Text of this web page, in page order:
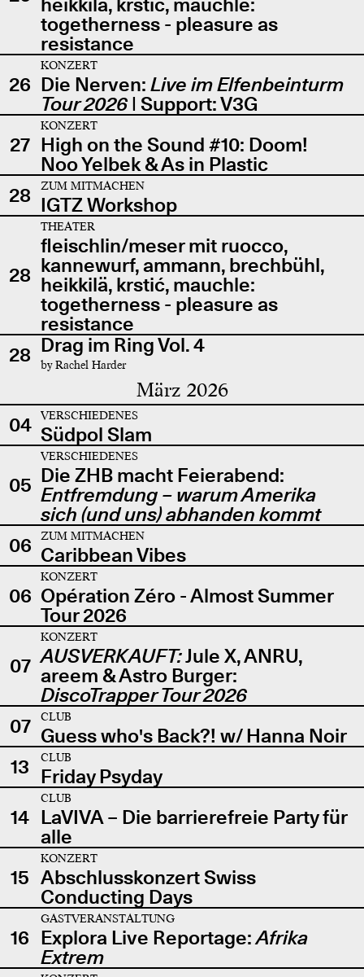
togetherness - pleasure as
resistance
26
KONZERT
Die Nerven: Live im Elfenbeinturm
Tour 2026| Support: V3G
27
KONZERT
High on the Sound #10: Doom!
Noo Yelbek & As in Plastic
28
ZUM MITMACHEN
IGTZ Workshop
28
THEATER
fleischlin/meser mit ruocco,
kannewurf, ammann, brechbühl,
heikkilä, krstić, mauchle:
togetherness - pleasure as
resistance
28 Drag im Ring Vol. 4
by Rachel Harder
März 2026
04 VERSCHIEDENES
Südpol Slam
05
VERSCHIEDENES
Die ZHB macht Feierabend:
Entfremdung – warum Amerika
sich (und uns) abhanden kommt
06
ZUM MITMACHEN
Caribbean Vibes
06
KONZERT
Opération Zéro - Almost Summer
Tour 2026
07
KONZERT
AUSVERKAUFT:Jule X, ANRU,
areem & Astro Burger:
DiscoTrapper Tour 2026
07
CLUB
Guess who's Back?! w/ Hanna Noir
13
CLUB
Friday Psyday
14
CLUB
LaVIVA – Die barrierefreie Party für
alle
15
KONZERT
Abschlusskonzert Swiss
Conducting Days
16
GASTVERANSTALTUNG
Explora Live Reportage:Afrika
Extrem